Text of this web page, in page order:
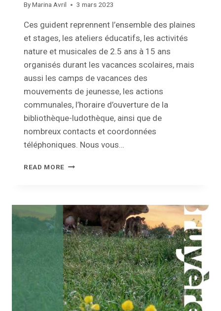
ByMarina Avril 3 mars 2023
Ces guident reprennent l’ensemble des plaines
et stages, les ateliers éducatifs, les activités
nature et musicales de 2.5 ans à 15 ans
organisés durant les vacances scolaires, mais
aussi les camps de vacances des
mouvements de jeunesse, les actions
communales, l’horaire d’ouverture de la
bibliothèque-ludothèque, ainsi que de
nombreux contacts et coordonnées
téléphoniques. Nous vous…
READ MORE GUIDE
STAGES
ET
DE
LA
PETITE
ENFANCE
2023